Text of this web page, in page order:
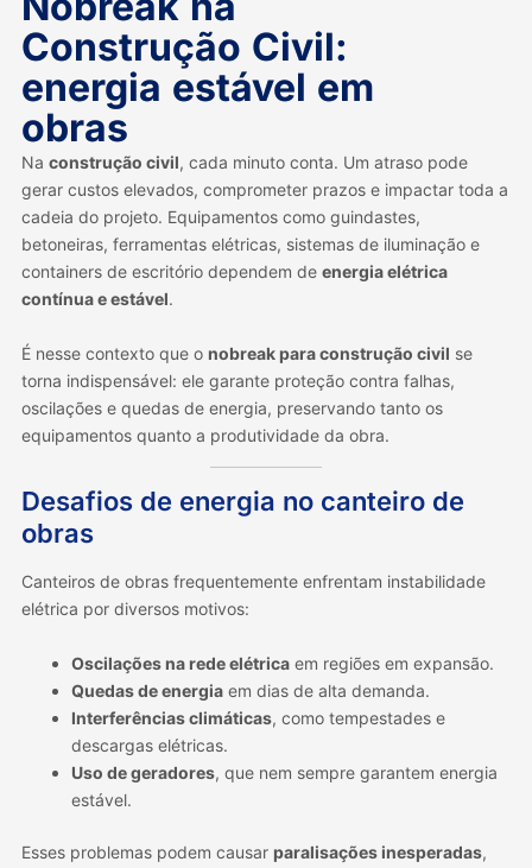
Construção Civil:
energia estável em
obras
Na construção civil, cada minuto conta. Um atraso pode
gerar custos elevados, comprometer prazos e impactar toda a
cadeia do projeto. Equipamentos como guindastes,
betoneiras, ferramentas elétricas, sistemas de iluminação e
containers de escritório dependem de energia elétrica
contínua e estável.
É nesse contexto que o nobreak para construção civil se
torna indispensável: ele garante proteção contra falhas,
oscilações e quedas de energia, preservando tanto os
equipamentos quanto a produtividade da obra.
Desafios de energia no canteiro de
obras
Canteiros de obras frequentemente enfrentam instabilidade
elétrica por diversos motivos:
Oscilações na rede elétricaem regiões em expansão.
Quedas de energiaem dias de alta demanda.
Interferências climáticas, como tempestades e
descargas elétricas.
Uso de geradores, que nem sempre garantem energia
estável.
Esses problemas podem causar paralisações inesperadas,